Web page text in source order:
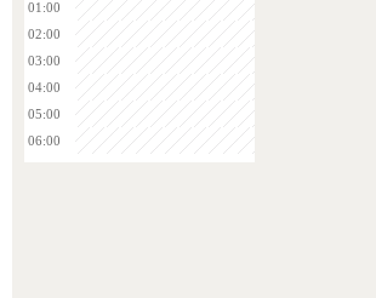
01:00
02:00
03:00
04:00
05:00
06:00